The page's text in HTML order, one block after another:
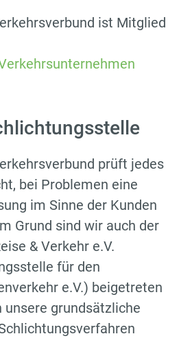
ist Mitglied
prüft jedes
bei Problemen eine
im Sinne der Kunden
Grund sind wir auch der
& Verkehr e.V.
für den
e.V.) beigetreten
unsere grundsätzliche